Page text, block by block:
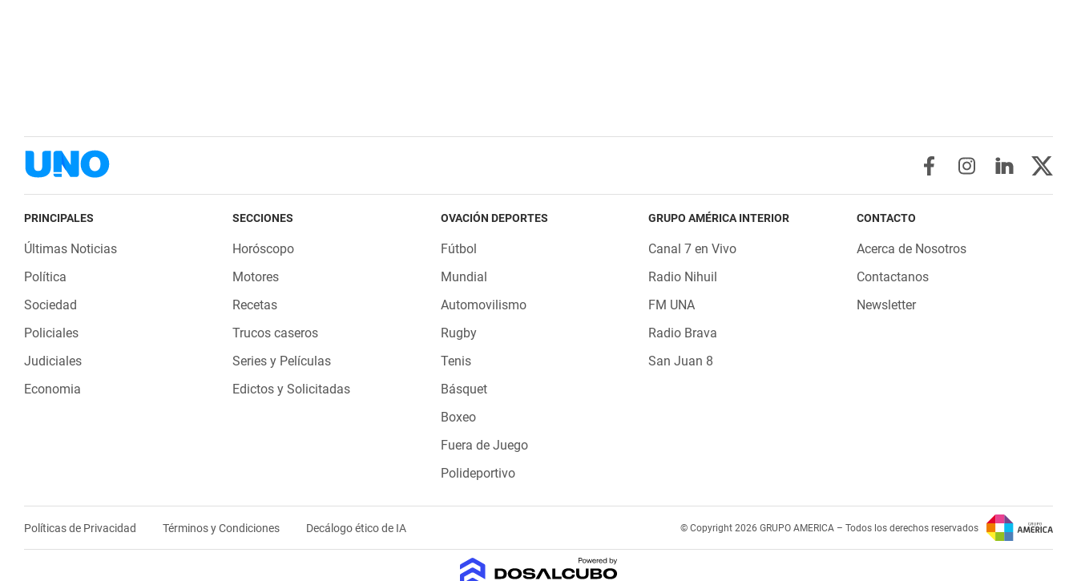
PRINCIPALES
Últimas Noticias
Política
Sociedad
Policiales
Judiciales
Economia
SECCIONES
Horóscopo
Motores
Recetas
Trucos caseros
Series y Películas
Edictos y Solicitadas
OVACIÓN DEPORTES
Fútbol
Mundial
Automovilismo
Rugby
Tenis
Básquet
Boxeo
Fuera de Juego
Polideportivo
GRUPO AMÉRICA INTERIOR
Canal 7 en Vivo
Radio Nihuil
FM UNA
Radio Brava
San Juan 8
CONTACTO
Acerca de Nosotros
Contactanos
Newsletter
Políticas de Privacidad Términos y Condiciones Decálogo ético de IA © Copyright 2026 GRUPO AMERICA – Todos los derechos reservados